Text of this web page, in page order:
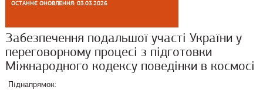
ОСТАННЄ ОНОВЛЕННЯ: 03.03.2026
Забезпечення подальшої участі України у
переговорному процесі з підготовки
Міжнародного кодексу поведінки в космосі
Піднапрямок: